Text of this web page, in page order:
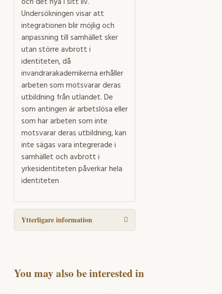
Undersökningen visar att
integrationen blir möjlig och
anpassning till samhället sker
utan större avbrott i
identiteten, då
invandrarakademikerna erhåller
arbeten som motsvarar deras
utbildning från utlandet. De
som antingen är arbetslösa eller
som har arbeten som inte
motsvarar deras utbildning, kan
inte sägas vara integrerade i
samhället och avbrott i
yrkesidentiteten påverkar hela
identiteten
Ytterligare information
You may also be interested in